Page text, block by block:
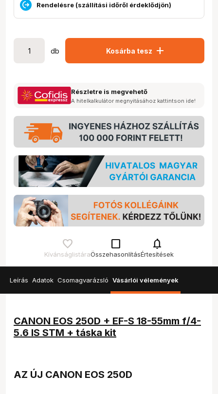
Rendelésre (szállítási időről érdeklődjön)
db Kosárba tesz add
Részletre is megvehető
A hitelkalkulátor megnyitásához kattintson ide!
Kívánságlistára
check_box_outline_blank
Összehasonlítás
notifications
Értesítések
Leírás Adatok Csomagvarázsló Vásárlói vélemények
CANON EOS 250D + EF-S 18-55mm f/4-
5.6 IS STM + táska kit
AZ ÚJ CANON EOS 250D